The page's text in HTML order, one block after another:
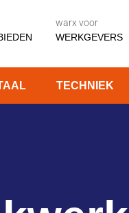
warx voor
WERKGEVERS
TECHNIEK